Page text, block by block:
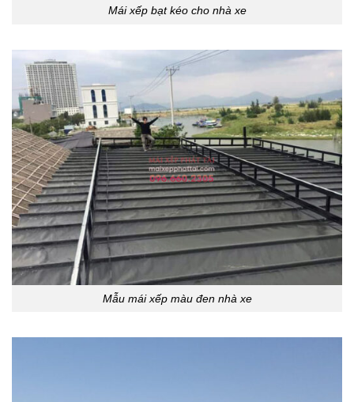
Mái xếp bạt kéo cho nhà xe
Mẫu mái xếp màu đen nhà xe